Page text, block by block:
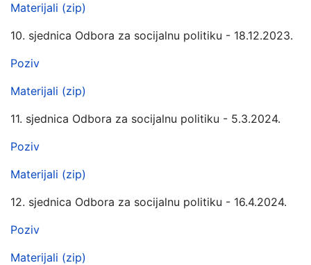
Materijali (zip)
10. sjednica Odbora za socijalnu politiku - 18.12.2023.
Poziv
Materijali (zip)
11. sjednica Odbora za socijalnu politiku - 5.3.2024.
Poziv
Materijali (zip)
12. sjednica Odbora za socijalnu politiku - 16.4.2024.
Poziv
Materijali (zip)